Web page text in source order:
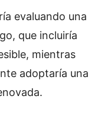
evaluando una
que incluiría
mientras
adoptaría una